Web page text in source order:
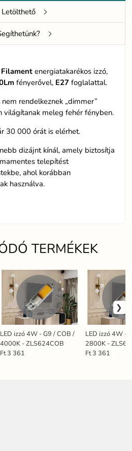
Letölthető
Filament energiatakarékos izzó,
fényerővel, E27 foglalattal.
rendelkeznek „dimmer”
világítanak meleg fehér fényben.
30 000 órát is elérhet.
dizájnt kínál, amely biztosítja
telepítést
ahol korábban
használva.
TERMÉKEK
LED izzó 4W - G9 / COB /
4000K - ZLS624COB
Ft 3 361
LED izzó 4W -
2800K -
Ft 3 361